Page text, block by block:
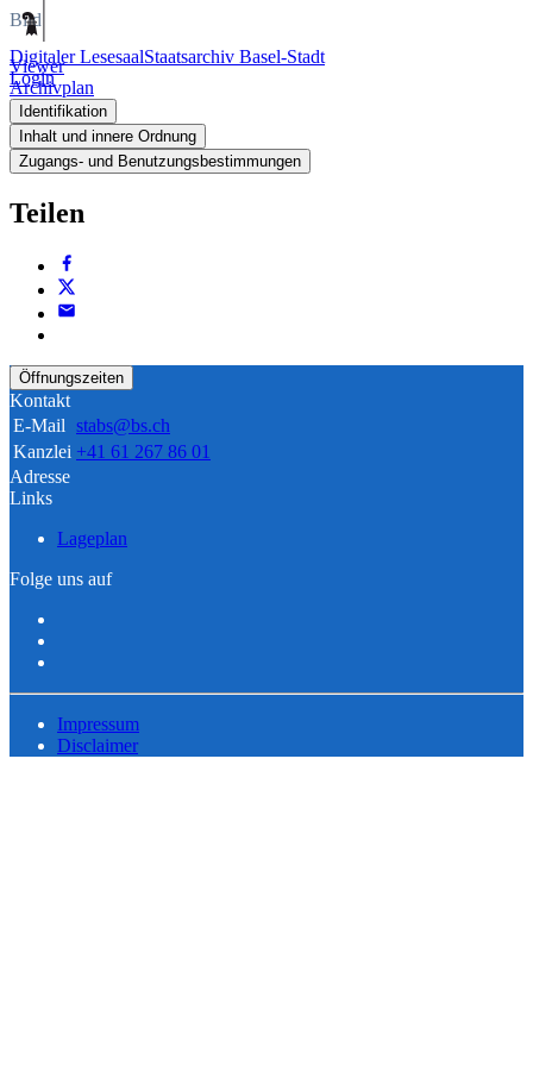
Digitaler LesesaalStaatsarchiv Basel-Stadt
Login
Bild
Viewer
Archivplan
Identifikation
Inhalt und innere Ordnung
Zugangs- und Benutzungsbestimmungen
Teilen
Öffnungszeiten
Kontakt
E-Mail stabs@bs.ch
Kanzlei +41 61 267 86 01
Adresse
Links
Lageplan
Folge uns auf
Impressum
Disclaimer